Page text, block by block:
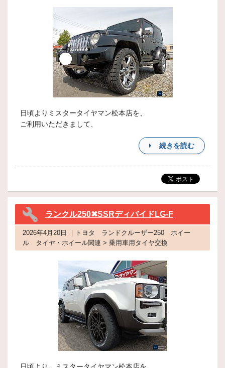
日頃よりミスタータイヤマン松本店を、
ご利用いただきまして、
続きを読む
ランクル250✖SSRディバイドLG-F
2026年4月20日 ｜トヨタ ランドクルーザー250 ホイー
ル タイヤ・ホイール関連 > 乗用車用タイヤ交換